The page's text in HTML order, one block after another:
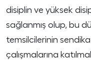
disiplin ve yüksek
sağlanmış olup, bu
temsilcilerinin
çalışmalarına